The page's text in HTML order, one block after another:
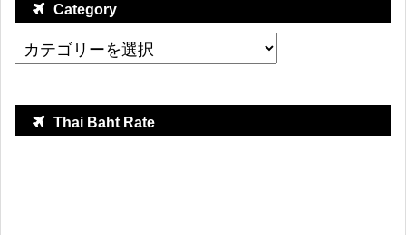
Category
Thai Baht Rate